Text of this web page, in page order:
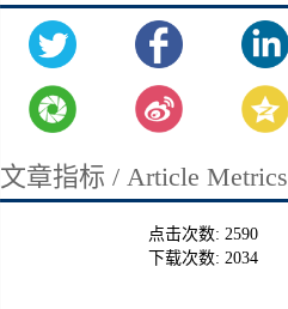
文章指标 / Article Metrics
点击次数:2590
下载次数:2034